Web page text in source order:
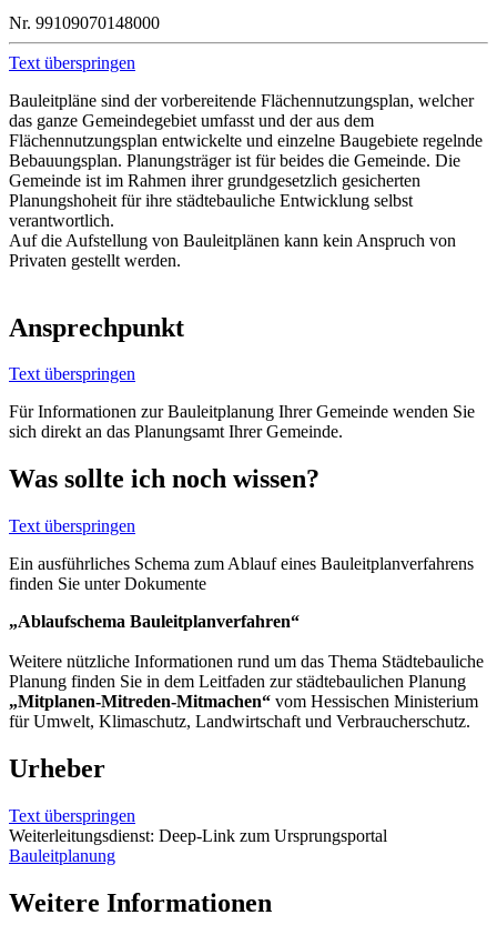
Nr. 99109070148000
Text überspringen
Bauleitpläne sind der vorbereitende Flächennutzungsplan, welcher
das ganze Gemeindegebiet umfasst und der aus dem
Flächennutzungsplan entwickelte und einzelne Baugebiete regelnde
Bebauungsplan. Planungsträger ist für beides die Gemeinde. Die
Gemeinde ist im Rahmen ihrer grundgesetzlich gesicherten
Planungshoheit für ihre städtebauliche Entwicklung selbst
verantwortlich.
Auf die Aufstellung von Bauleitplänen kann kein Anspruch von
Privaten gestellt werden.
Ansprechpunkt
Text überspringen
Für Informationen zur Bauleitplanung Ihrer Gemeinde wenden Sie
sich direkt an das Planungsamt Ihrer Gemeinde.
Was sollte ich noch wissen?
Text überspringen
Ein ausführliches Schema zum Ablauf eines Bauleitplanverfahrens
finden Sie unter Dokumente
„Ablaufschema Bauleitplanverfahren“
Weitere nützliche Informationen rund um das Thema Städtebauliche
Planung finden Sie in dem Leitfaden zur städtebaulichen Planung
„Mitplanen-Mitreden-Mitmachen“ vom Hessischen Ministerium
für Umwelt, Klimaschutz, Landwirtschaft und Verbraucherschutz.
Urheber
Text überspringen
Weiterleitungsdienst: Deep-Link zum Ursprungsportal
Bauleitplanung
Weitere Informationen